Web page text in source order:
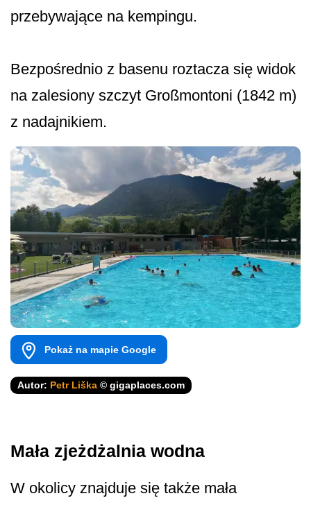
przebywające na kempingu.
Bezpośrednio z basenu roztacza się widok
na zalesiony szczyt Großmontoni (1842 m)
z nadajnikiem.
Pokaż na mapie Google
Autor: Petr Liška © gigaplaces.com
Mała zjeżdżalnia wodna
W okolicy znajduje się także mała